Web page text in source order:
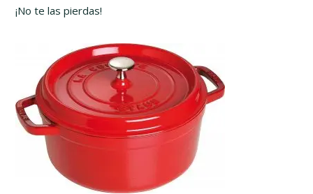
¡No te las pierdas!